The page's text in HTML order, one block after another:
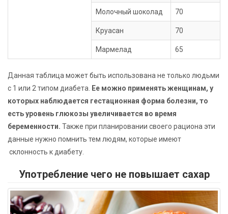
Молочный шоколад 70
Круасан 70
Мармелад 65
Данная таблица может быть использована не только людьми
с 1 или 2 типом диабета.
Ее можно применять женщинам, у
которых наблюдается гестационная форма болезни, то
есть уровень глюкозы увеличивается во время
беременности. Также при планировании своего рациона эти
данные нужно помнить тем людям, которые имеют
склонность к диабету.
Употребление чего не повышает сахар